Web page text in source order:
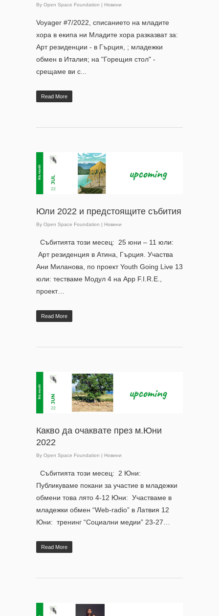
By Open Space Foundation | Новини
Voyager #7/2022, списанието на младите
хора в екипа ни Младите хора разказват за:
Арт резиденции - в Гърция, ; младежки
обмен в Италия; на "Горещия стол" -
срещаме ви с...
Read More
Юли 2022 и предстоящите събития
By Open Space Foundation | Новини
Събитията този месец: 25 юни – 11 юли:
Арт резиденция в Атина, Гърция. Участва
Ани Миланова, по проект Youth Going Live 13
юли: тестваме Модул 4 на App F.I.R.E.,
проект…
Read More
Какво да очаквате през м.Юни
2022
By Open Space Foundation | Новини
Събитията този месец: 2 Юни:
Публикуваме покани за участие в младежки
обмени това лято 4-12 Юни: Участваме в
младежки обмен “Web-radio” в Латвия 12
Юни: тренинг “Социални медии” 23-27…
Read More